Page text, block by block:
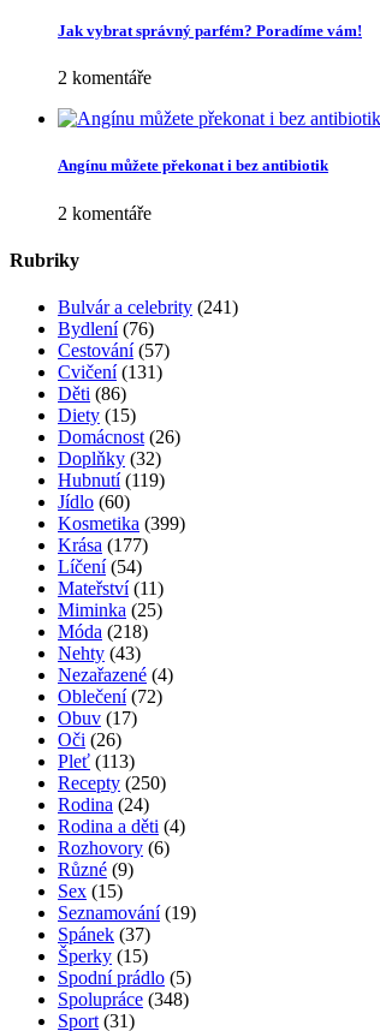
Jak vybrat správný parfém? Poradíme vám!
2 komentáře
Angínu můžete překonat i bez antibiotik
2 komentáře
Rubriky
Bulvár a celebrity (241)
Bydlení(76)
Cestování(57)
Cvičení(131)
Děti (86)
Diety (15)
Domácnost (26)
Doplňky (32)
Hubnutí(119)
Jídlo (60)
Kosmetika (399)
Krása (177)
Líčení(54)
Mateřství(11)
Miminka (25)
Móda (218)
Nehty (43)
Nezařazené (4)
Oblečení(72)
Obuv (17)
Oči (26)
Pleť (113)
Recepty (250)
Rodina (24)
Rodina a děti (4)
Rozhovory (6)
Různé (9)
Sex (15)
Seznamování(19)
Spánek (37)
Šperky (15)
Spodní prádlo (5)
Spolupráce (348)
Sport (31)